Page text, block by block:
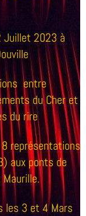
Juillet 2023 à
entre
du Cher et
du rire
8 représentations
aux ponts de
les 3 et 4 Mars